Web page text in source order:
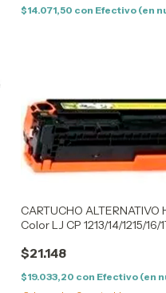
$14.071,50 con Efectivo (en
CARTUCHO ALTERNATIVO
Color LJ CP 1213/14/1215/16/
5050/8050 / 1411/12/13/15/
$21.148
$19.033,20 con Efectivo (en